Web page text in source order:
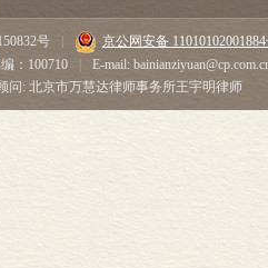
号
京公网安备
：100710
E-mail:
问: 北京市万慧达律师事务所王宇明律师